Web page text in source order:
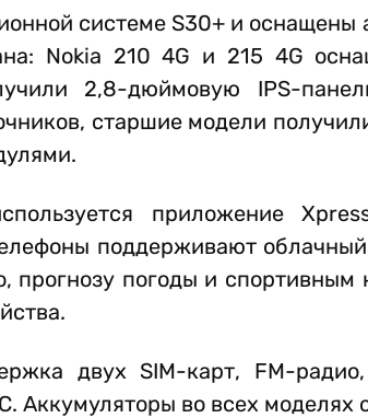
системе S30+ и оснащены
Nokia 210 4G и 215 4G
2,8-дюймовую IPS-
старшие модели
приложение
поддерживают
прогнозу погоды и спортивным
двух SIM-карт, FM-
Аккумуляторы во всех моделях